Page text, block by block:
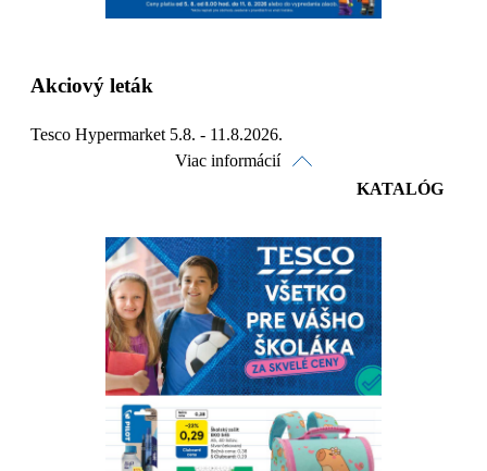
Akciový leták
Tesco Hypermarket 5.8. - 11.8.2026.
Viac informácií
Pozrieť online
Stiahnuť
KATALÓG